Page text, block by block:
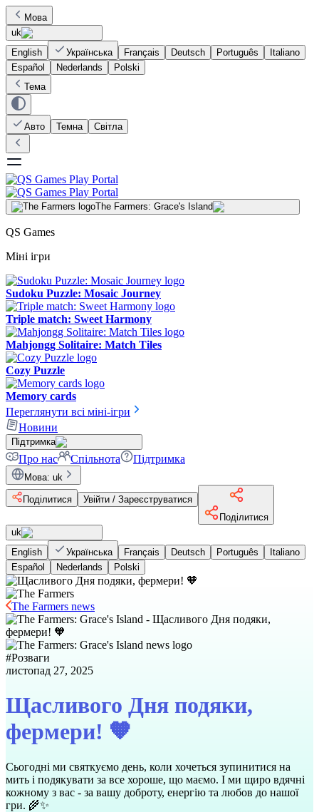
Мова
uk
English
Українська Français Deutsch Português
Italiano
Español
Nederlands
Polski
Тема
Авто Темна Світла
The Farmers: Grace's Island
QS Games
Міні ігри
Sudoku Puzzle: Mosaic Journey
Triple match: Sweet Harmony
Mahjongg Solitaire: Match Tiles
Cozy Puzzle
Memory cards
Переглянути всі міні-ігри
Новини
Підтримка
Про нас Спільнота Підтримка
Мова: uk
Поділитися
Увійти / Зареєструватися
Поділитися
uk
English
Українська Français Deutsch Português
Italiano
Español
Nederlands Polski
The Farmers news
#Розваги
листопад 27, 2025
Щасливого Дня подяки,
фермери! 🧡
Сьогодні ми святкуємо день, коли хочеться зупинитися на
мить і подякувати за все хороше, що маємо. І ми щиро вдячні
кожному з вас - за вашу доброту, енергію та любов до нашої
гри. 🌾✨